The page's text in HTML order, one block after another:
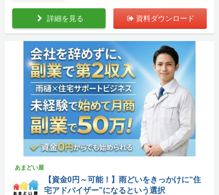
詳細を見る 資料ダウンロード
あまどい屋
【資金0円～可能！】雨どいをきっかけに“住
宅アドバイザー”になるという選択